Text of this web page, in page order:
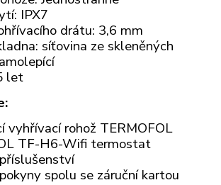
IPX7
drátu: 3,6 mm
síťovina ze skleněných
let
vyhřívací rohož TERMOFOL
TF-H6-Wifi termostat
spolu se záruční kartou